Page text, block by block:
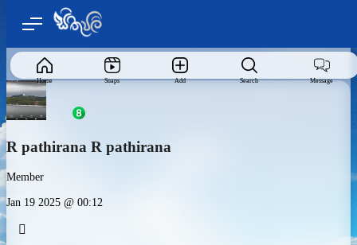
Home Snaps Add Search Message
R pathirana R pathirana
Member
Jan 19 2025 @ 00:12
